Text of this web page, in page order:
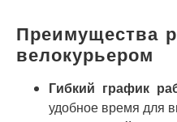
Преимущества
велокурьером
Гибкий график
удобное время для
Первомайск
Песочин
Петропавловская
Подгородное